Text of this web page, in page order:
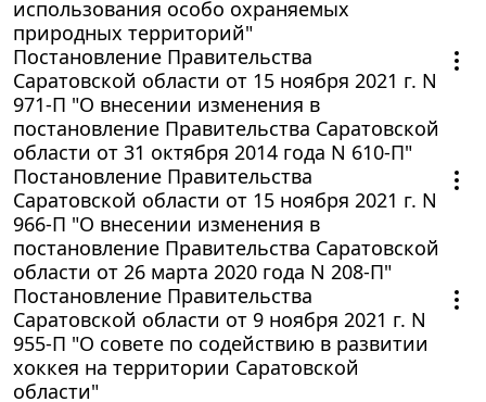
использования особо охраняемых
природных территорий"
Постановление Правительства
Саратовской области от 15 ноября 2021 г. N
971-П "О внесении изменения в
постановление Правительства Саратовской
области от 31 октября 2014 года N 610-П"
Постановление Правительства
Саратовской области от 15 ноября 2021 г. N
966-П "О внесении изменения в
постановление Правительства Саратовской
области от 26 марта 2020 года N 208-П"
Постановление Правительства
Саратовской области от 9 ноября 2021 г. N
955-П "О совете по содействию в развитии
хоккея на территории Саратовской
области"